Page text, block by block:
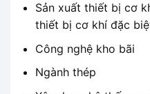
Sản xuất thiết bị cơ
thiết bị cơ khí đặc
Công nghệ kho bãi
Ngành thép